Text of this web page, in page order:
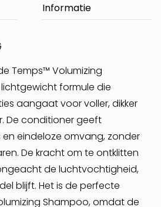
Temps™ Volumizing
formule die
aangaat voor voller, dikker
De conditioner geeft
eindeloze omvang, zonder
De kracht om te ontklitten
de luchtvochtigheid,
blijft. Het is de perfecte
Shampoo, omdat de